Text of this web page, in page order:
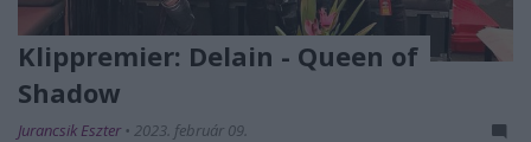
Klippremier: Delain - Queen of
Shadow
Jurancsik Eszter • 2023. február 09.